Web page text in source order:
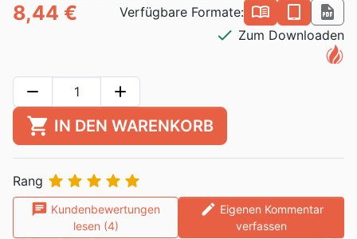
8,44 € Verfügbare Formate: book_open epub
pdf
check Zum Downloaden
remove add
shopping_cart IN DEN WARENKORB
Rang     
chat Kundenbewertungen
lesen (4)
edit Eigenen Kommentar
verfassen